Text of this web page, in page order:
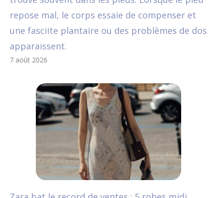
repose mal, le corps essaie de compenser et
une fasciite plantaire ou des problèmes de dos
apparaissent.
7 août 2026